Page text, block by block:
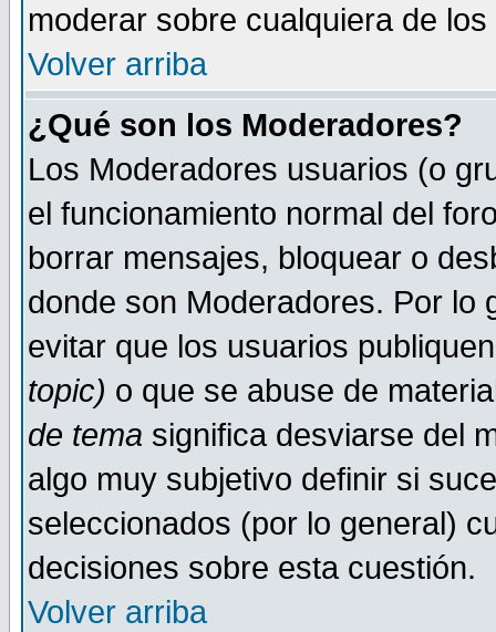
moderar sobre cualquiera de
Volver arriba
¿Qué son los Moderadores?
Los Moderadores usuarios (o
el funcionamiento normal del
borrar mensajes, bloquear o
donde son Moderadores. Por lo
evitar que los usuarios
topic) o que se abuse de
de tema significa desviarse del
algo muy subjetivo definir si
seleccionados (por lo general)
decisiones sobre esta cuestión.
Volver arriba